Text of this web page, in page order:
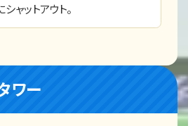
ャットアウト。
ワー